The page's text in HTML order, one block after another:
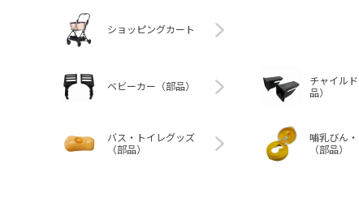
ショッピングカート
ベビーカー（部品）
チャイル
品）
バス・トイレグッズ
（部品）
哺乳びん
（部品）